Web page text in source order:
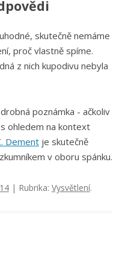
skutečně nemáme
proč vlastně spíme.
z nich kupodivu nebyla
poznámka - ačkoliv
ohledem na kontext
Dementje skutečně
v oboru spánku.
| Rubrika: Vysvětlení.